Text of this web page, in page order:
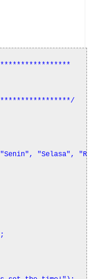
"Senin", "Selasa",